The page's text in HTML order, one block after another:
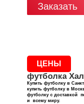
Заказать
ЦЕНЫ
футболка
Купить футболку в
купить футболку в
футболку с доставкой
и всему миру.